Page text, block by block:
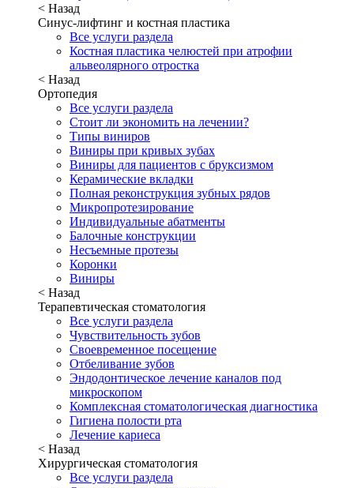
< Назад
Синус-лифтинг и костная пластика
Все услуги раздела
Костная пластика челюстей при атрофии
альвеолярного отростка
< Назад
Ортопедия
Все услуги раздела
Стоит ли экономить на лечении?
Типы виниров
Виниры при кривых зубах
Виниры для пациентов с бруксизмом
Керамические вкладки
Полная реконструкция зубных рядов
Микропротезирование
Индивидуальные абатменты
Балочные конструкции
Несъемные протезы
Коронки
Виниры
< Назад
Терапевтическая стоматология
Все услуги раздела
Чувствительность зубов
Своевременное посещение
Отбеливание зубов
Эндодонтическое лечение каналов под
микроскопом
Комплексная стоматологическая диагностика
Гигиена полости рта
Лечение кариеса
< Назад
Хирургическая стоматология
Все услуги раздела